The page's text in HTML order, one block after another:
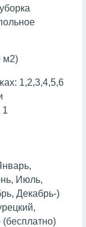
м2)
1,2,3,4,5,6
1
Июль,
Декабрь-)